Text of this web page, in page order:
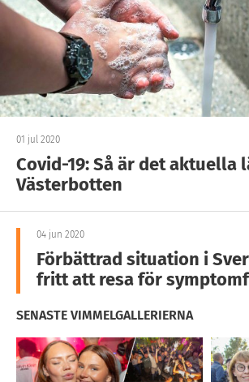
01 jul 2020
Covid-19: Så är det aktuella
Västerbotten
04 jun 2020
Förbättrad situation i
fritt att resa för
SENASTE VIMMELGALLERIERNA